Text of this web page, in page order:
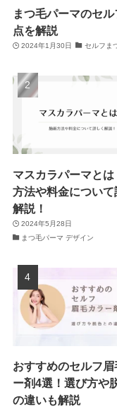
まつ毛パーマのセ
点を解説
2024年1月30日 セルフま
マスカラパーマとは
方法や料金について
解説！
2024年5月28日
まつ毛パーマ デザイン
おすすめのセルフ眉
ー剤4選！選び方や
の違いも解説